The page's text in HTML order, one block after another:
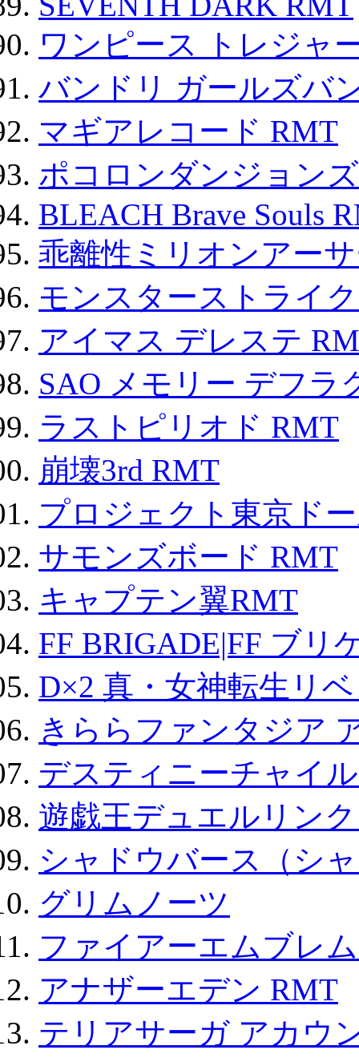
ワンピース トレジャ
バンドリ ガールズバ
マギアレコード RMT
ポコロンダンジョン
BLEACH Brave Souls
乖離性ミリオンアー
モンスターストライ
アイマス デレステ
SAO メモリー デフラ
ラストピリオド RMT
崩壊3rd RMT
プロジェクト東京ド
サモンズボード RMT
キャプテン翼RMT
FF BRIGADE|FF ブリ
D×2 真・女神転生リ
きららファンタジア
デスティニーチャイ
遊戯王デュエルリン
シャドウバース（シ
グリムノーツ
ファイアーエムブレ
アナザーエデン RMT
テリアサーガ アカウ